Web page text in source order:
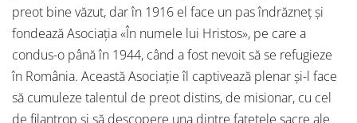
preot bine văzut, dar în 1916 el face un pas îndrăzneț și
fondează Asociaţia «În numele lui Hristos», pe care a
condus-o până în 1944, când a fost nevoit să se refugieze
în România. Această Asociație îl captivează plenar și-l face
să cumuleze talentul de preot distins, de misionar, cu cel
de filantrop și să descopere una dintre fațetele sacre ale